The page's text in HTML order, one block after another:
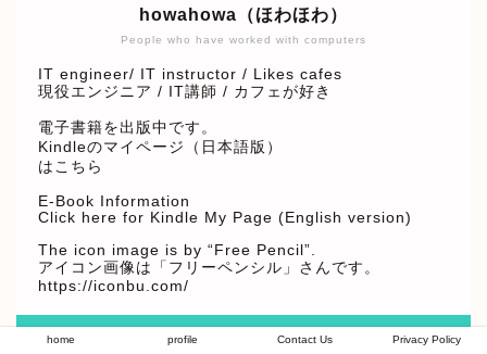
People who have worked with computers
howahowa（ほわほわ）
IT engineer/ IT instructor / Likes cafes
現役エンジニア / IT講師 / カフェが好き
電子書籍を出版中です。
Kindleのマイページ（日本語版）
はこちら
E-Book Information
Click here for Kindle My Page (English version)
The icon image is by “Free Pencil”.
アイコン画像は「フリーペンシル」さんです。
https://iconbu.com/
＼ Follow me ／
home profile Contact Us Privacy Policy